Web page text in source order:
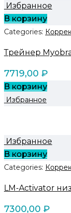
Избранное
В корзину
Categories:
Трейнер
7719,00 ₽
В корзину
Избранное
Избранное
В корзину
Categories:
LM-Activator
7300,00 ₽